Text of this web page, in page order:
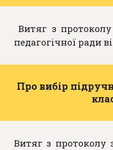
Витяг з
педагогічної ради
Про вибір
Витяг з протоколу